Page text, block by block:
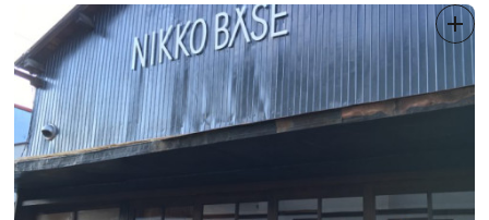
します)
●シャトルバス※令和8(2026)年はシャトルバスの運行はございま
せんので、予めご了承ください。
◆春爛漫 さくら幸せぐるめ◆(鬼怒川温泉・川治温泉・三依エリ
ア)
この時期限定の幸せメニューをご堪能いただけます。
詳細は「オニうま！ぐるめガイド」→
こちらをクリック！